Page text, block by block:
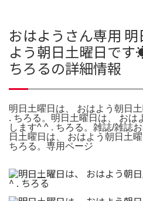
おはようさん専用
よう朝日土曜日で
ちろるの詳細情報
明日土曜日は、 おはよう朝日
. ちろる。明日土曜日は、 お
します^ ^ . ちろる。雑誌/雑誌
日土曜日は、 おはよう朝日土
ちろる。専用ページ